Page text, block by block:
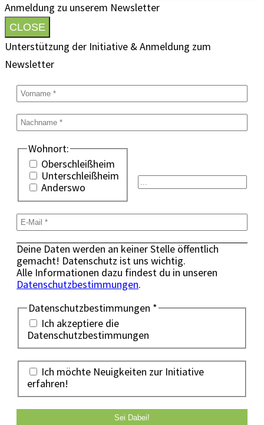
Anmeldung zu unserem Newsletter
CLOSE
Unterstützung der Initiative & Anmeldung zum
Newsletter
Wohnort:
Oberschleißheim
Unterschleißheim
Anderswo
Deine Daten werden an keiner Stelle öffentlich
gemacht! Datenschutz ist uns wichtig.
Alle Informationen dazu findest du in unseren
Datenschutzbestimmungen.
Datenschutzbestimmungen *
Ich akzeptiere die
Datenschutzbestimmungen
Ich möchte Neuigkeiten zur Initiative
erfahren!